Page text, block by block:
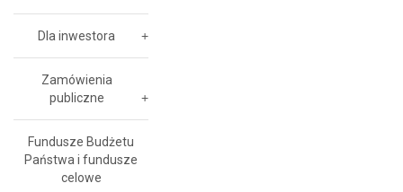
Dla inwestora
Zamówienia
publiczne
Fundusze Budżetu
Państwa i fundusze
celowe